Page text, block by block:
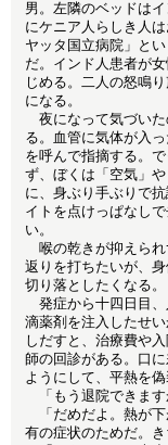
男。左隣のベッドは
にケニア人らしき人
ヤッタ国立病院」と
だ。インド人患者が
じめる。二人の怒鳴
になる。
夜になって気づいた
る。血管に気体が入
を呼んで指摘する。
ず、ぼくは「空気」
に、身ぶり手ぶりで
イトを点けっぱなし
い。
喉の乾きが抑えられ
返りを打ちたいが、
切り落としたくなる。
発症から十四日目、
滴薬剤を注入したせ
しだすと、治療費や
師の回診がある。口
ようにして、平熱を偽
「もう退院できます
「だめだよ。熱が下
有の症状のためだ。